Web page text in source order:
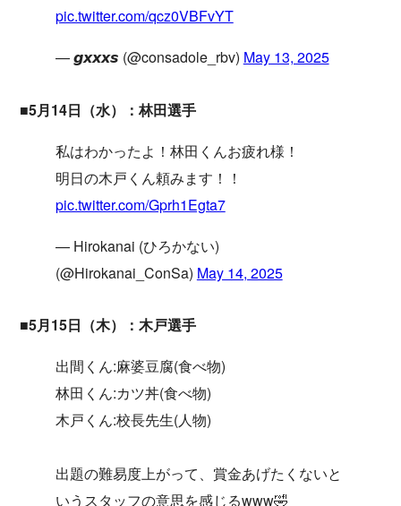
pic.twitter.com/qcz0VBFvYT
— 𝙜𝙭𝙭𝙭𝙨 (@consadole_rbv) May 13, 2025
■5月14日（水）：林田選手
私はわかったよ！林田くんお疲れ様！
明日の木戸くん頼みます！！
pic.twitter.com/Gprh1Egta7
— Hirokanai (ひろかない)
(@Hirokanai_ConSa) May 14, 2025
■5月15日（木）：木戸選手
出間くん:麻婆豆腐(食べ物)
林田くん:カツ丼(食べ物)
木戸くん:校長先生(人物)
出題の難易度上がって、賞金あげたくないと
いうスタッフの意思を感じるwww🤣